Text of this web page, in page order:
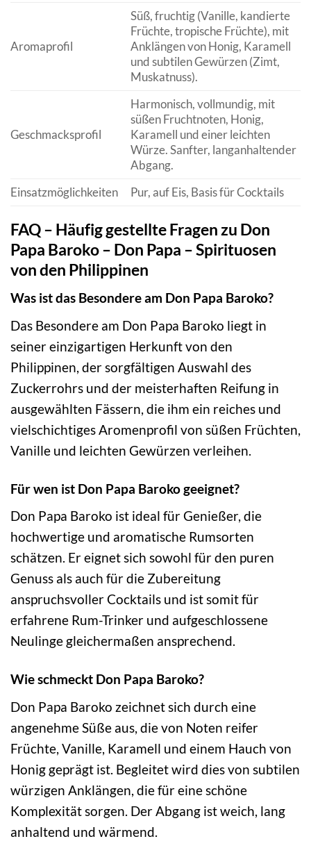
Aromaprofil
Süß, fruchtig (Vanille, kandierte
Früchte, tropische Früchte), mit
Anklängen von Honig, Karamell
und subtilen Gewürzen (Zimt,
Muskatnuss).
Geschmacksprofil
Harmonisch, vollmundig, mit
süßen Fruchtnoten, Honig,
Karamell und einer leichten
Würze. Sanfter, langanhaltender
Abgang.
Einsatzmöglichkeiten
Pur, auf Eis, Basis für Cocktails
FAQ – Häufig gestellte Fragen zu Don
Papa Baroko – Don Papa – Spirituosen
von den Philippinen
Was ist das Besondere am Don Papa Baroko?
Das Besondere am Don Papa Baroko liegt in
seiner einzigartigen Herkunft von den
Philippinen, der sorgfältigen Auswahl des
Zuckerrohrs und der meisterhaften Reifung in
ausgewählten Fässern, die ihm ein reiches und
vielschichtiges Aromenprofil von süßen Früchten,
Vanille und leichten Gewürzen verleihen.
Für wen ist Don Papa Baroko geeignet?
Don Papa Baroko ist ideal für Genießer, die
hochwertige und aromatische Rumsorten
schätzen. Er eignet sich sowohl für den puren
Genuss als auch für die Zubereitung
anspruchsvoller Cocktails und ist somit für
erfahrene Rum-Trinker und aufgeschlossene
Neulinge gleichermaßen ansprechend.
Wie schmeckt Don Papa Baroko?
Don Papa Baroko zeichnet sich durch eine
angenehme Süße aus, die von Noten reifer
Früchte, Vanille, Karamell und einem Hauch von
Honig geprägt ist. Begleitet wird dies von subtilen
würzigen Anklängen, die für eine schöne
Komplexität sorgen. Der Abgang ist weich, lang
anhaltend und wärmend.